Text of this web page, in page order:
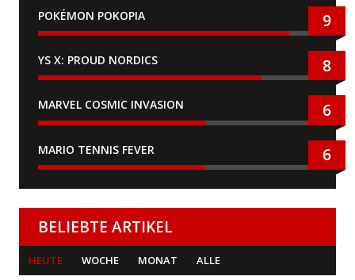
POKÉMON POKOPIA 9
YS X: PROUD NORDICS 8
MARVEL COSMIC INVASION 6
MARIO TENNIS FEVER 6
BELIEBTE ARTIKEL
HEUTE WOCHE MONAT ALLE